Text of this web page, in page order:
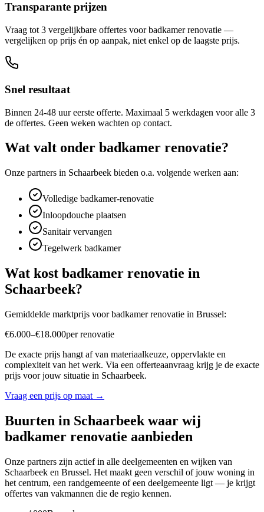
Transparante prijzen
Vraag tot 3 vergelijkbare offertes voor badkamer renovatie —
vergelijken op prijs én op aanpak, niet enkel op de laagste prijs.
Snel resultaat
Binnen 24-48 uur eerste offerte. Maximaal 5 werkdagen voor alle 3
de offertes. Geen weken wachten op contact.
Wat valt onder badkamer renovatie?
Onze partners in Schaarbeek bieden o.a. volgende werken aan:
Volledige badkamer-renovatie
Inloopdouche plaatsen
Sanitair vervangen
Tegelwerk badkamer
Wat kost badkamer renovatie in
Schaarbeek?
Gemiddelde marktprijs voorbadkamer renovatie in Brussel:
€6.000–€18.000perrenovatie
De exacte prijs hangt af van materiaalkeuze, oppervlakte en
complexiteit van het werk. Via een offerteaanvraag krijg je de exacte
prijs voor jouw situatie in Schaarbeek.
Vraag een prijs op maat →
Buurten in Schaarbeek waar wij
badkamer renovatie aanbieden
Onze partners zijn actief in alle deelgemeenten en wijken van
Schaarbeek en Brussel. Het maakt geen verschil of jouw woning in
het centrum, een randgemeente of een deelgemeente ligt — je krijgt
offertes van vakmannen die de regio kennen.